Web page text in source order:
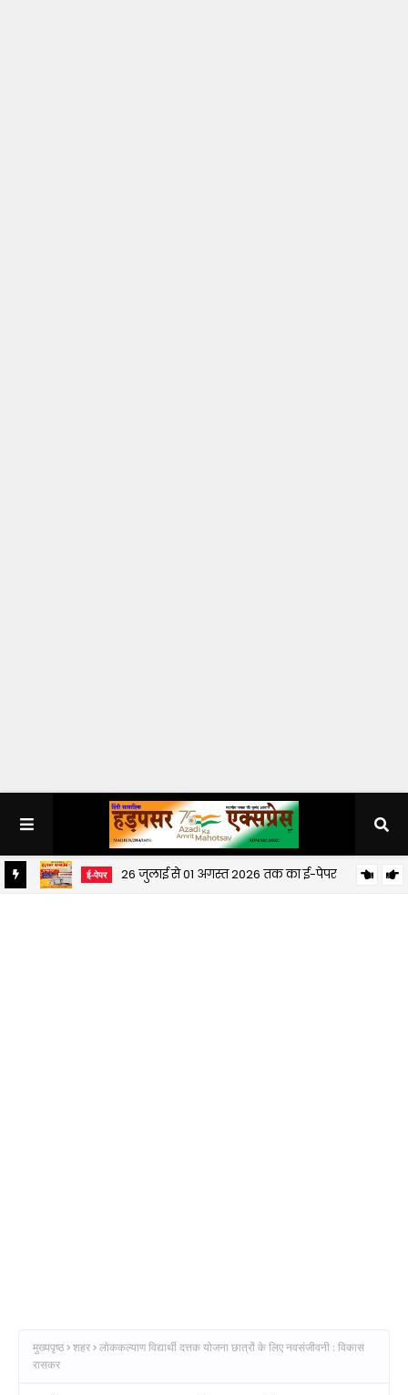
ई-पेपर 26 जुलाई से 01 अगस्त 2026 तक का ई-पेपर
मुख्यपृष्ठ शहर लोककल्याण विद्यार्थी दत्तक योजना छात्रों के लिए नवसंजीवनी : विकास
रासकर